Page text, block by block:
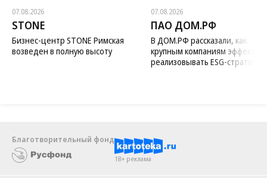
07.08.2026
STONE
Бизнес-центр STONE Римская
возведен в полную высоту
07.08.2026
ПАО ДОМ.РФ
В ДОМ.РФ рассказали, как
крупным компаниям
реализовывать ESG-стратегию
Благотворительный фонд
18+ реклама